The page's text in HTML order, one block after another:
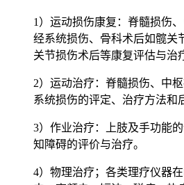
1）运动损伤康复：脊髓损伤
经系统损伤、骨科术后如髋关
关节损伤术后等康复评估与治
2）运动治疗：脊髓损伤、中
系统损伤的评定、治疗方法和
3）作业治疗：上肢及手功能
知障碍的评价与治疗。
4）物理治疗；各类理疗仪器